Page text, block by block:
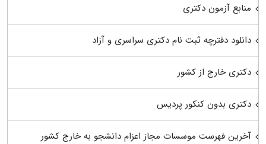
منابع آزمون دکتری
دانلود دفترچه ثبت نام دکتری سراسری و آزاد
دکتری خارج از کشور
دکتری بدون کنکور پردیس
آخرین فهرست موسسات مجاز اعزام دانشجو به خارج کشور